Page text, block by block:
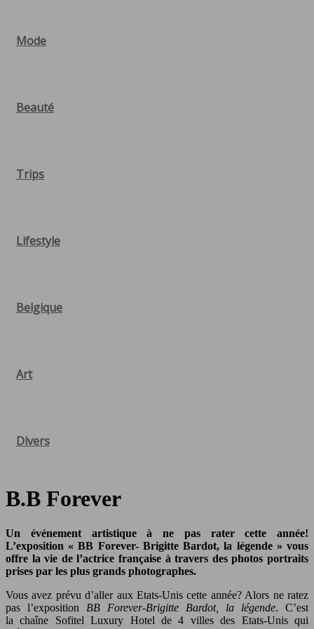
Mode
Beauté
Trips
Lifestyle
Belgique
Art
Divers
B.B Forever
Un événement artistique à ne pas rater cette année!
L’exposition « BB Forever- Brigitte Bardot, la légende » vous
offre la vie de l’actrice française à travers des photos portraits
prises par les plus grands photographes.
Vous avez prévu d’aller aux Etats-Unis cette année? Alors ne ratez
pas l’exposition BB Forever-Brigitte Bardot, la légende. C’est
la chaîne Sofitel Luxury Hotel de 4 villes des Etats-Unis qui